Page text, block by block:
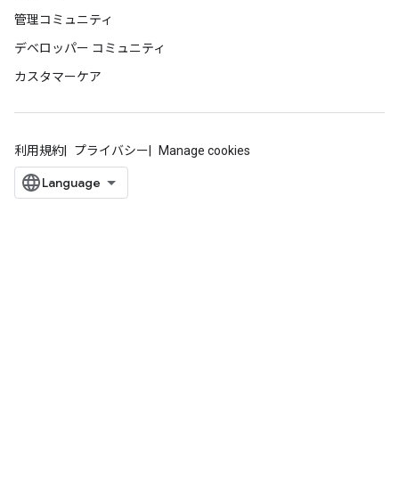
管理コミュニティ
デベロッパー コミュニティ
カスタマーケア
利用規約 プライバシー Manage cookies